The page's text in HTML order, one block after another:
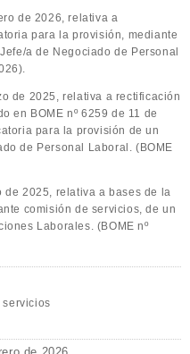
de 2026, relativa a
para la provisión, mediante
a de Negociado de Personal
de 2025, relativa a rectificación
en BOME nº 6259 de 11 de
para la provisión de un
de Personal Laboral. (BOME
de 2025, relativa a bases de la
comisión de servicios, de un
Laborales. (BOME nº
servicios